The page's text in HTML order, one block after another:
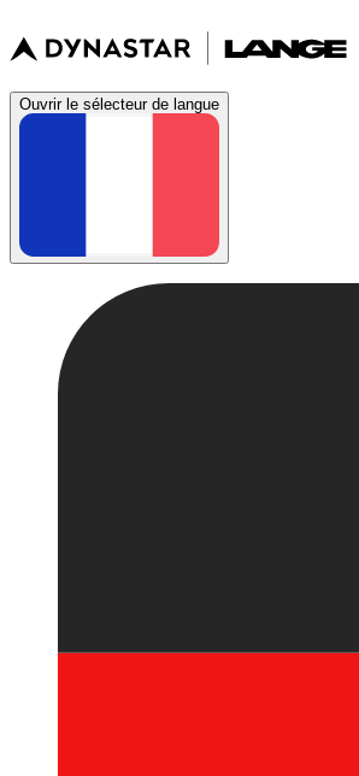
Ouvrir le sélecteur de langue